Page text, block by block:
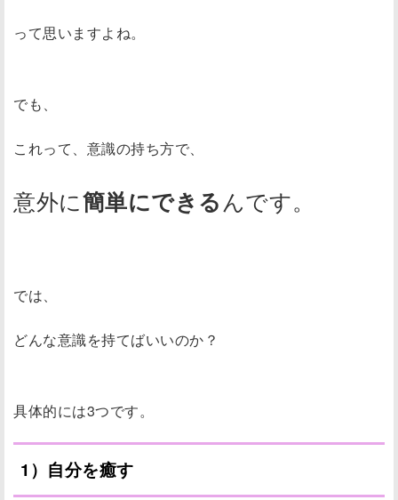
って思いますよね。
でも、
これって、意識の持ち方で、
意外に簡単にできるんです。
では、
どんな意識を持てばいいのか？
具体的には3つです。
1）自分を癒す